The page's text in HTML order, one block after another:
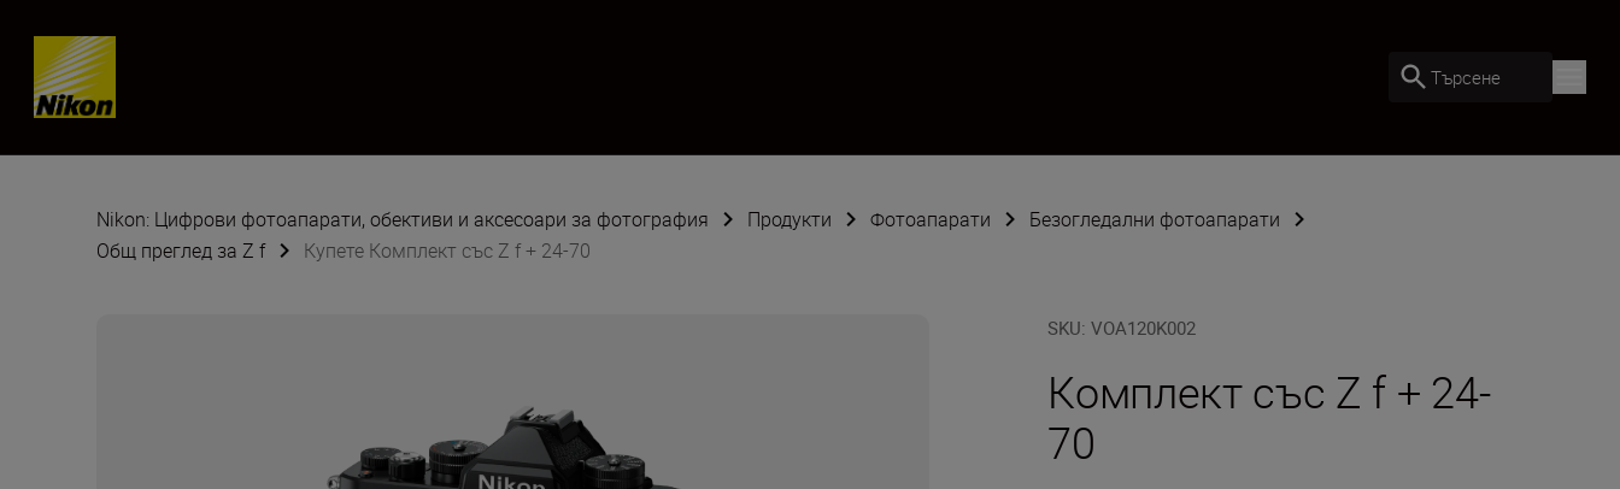
Skip content
Търсене
Nikon: Цифрови фотоапарати, обективи и аксесоари за фотография Продукти Фотоапарати
Безогледални фотоапарати
Общ преглед за Z f
Купете Комплект със Z f + 24-70
SKU:VOA120K002
Комплект със Z f + 24-
70